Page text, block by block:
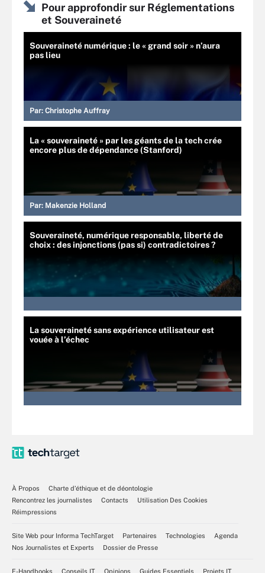
Pour approfondir sur Réglementations
et Souveraineté
Souveraineté numérique : le « grand soir » n’aura
pas lieu
Par: Christophe Auffray
La « souveraineté » par les géants de la tech crée
encore plus de dépendance (Stanford)
Par: Makenzie Holland
Souveraineté, numérique responsable, liberté de
choix : des injonctions (pas si) contradictoires ?
La souveraineté sans expérience utilisateur est
vouée à l’échec
À Propos
Charte d’éthique et de déontologie
Rencontrez les journalistes
Contacts
Utilisation Des Cookies
Réimpressions
Site Web pour Informa TechTarget Partenaires Technologies
Agenda
Nos Journalistes et Experts
Dossier de Presse
E-Handbooks Conseils IT Opinions Guides Essentiels Projets IT